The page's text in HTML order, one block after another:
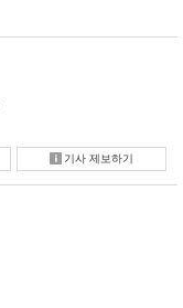
기사 제보하기